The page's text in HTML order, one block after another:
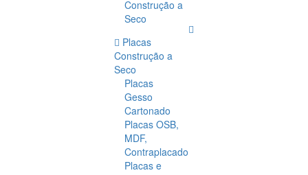
Construção a
Seco
Placas
Construção a
Seco
Placas
Gesso
Cartonado
Placas OSB,
MDF,
Contraplacado
Placas e